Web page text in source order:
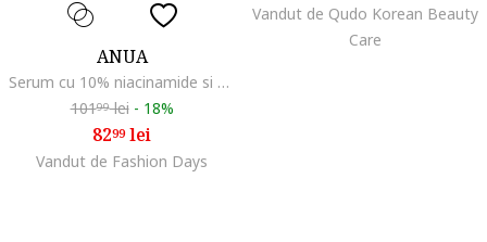
ANUA
Serum cu 10% niacinamide si 4% acid tranexamic 30ml
10199lei - 18%
8299lei
Vandut de Fashion Days
Vandut de Qudo Korean Beauty
Care